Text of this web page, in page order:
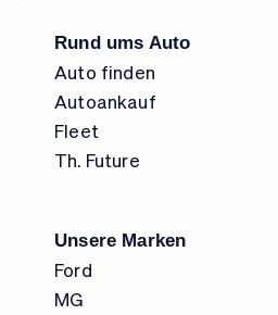
Rund ums Auto
Auto finden
Autoankauf
Fleet
Th. Future
Unsere Marken
Ford
MG